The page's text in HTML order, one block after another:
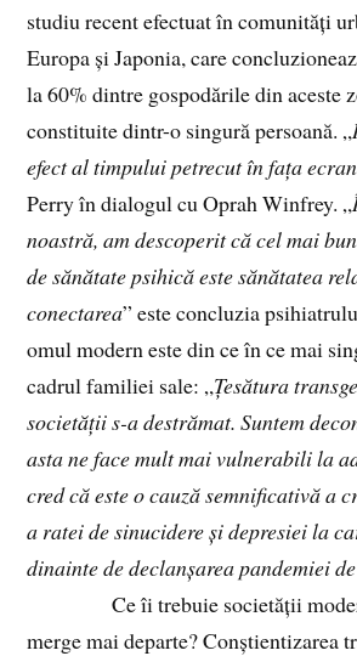
studiu recent efectuat în comunități
Europa și Japonia, care
la 60% dintre gospodările din aceste
constituite dintr-o singură persoană. „
efect al timpului petrecut în fața
Perry în dialogul cu Oprah Winfrey. „
noastră, am descoperit că cel mai
de sănătate psihică este sănătatea
conectarea” este concluzia
omul modern este din ce în ce mai
cadrul familiei sale: „Țesătura
societății s-a destrămat. Suntem
asta ne face mult mai vulnerabili la
cred că este o cauză semnificativă a
a ratei de sinucidere și depresiei la
dinainte de declanșarea pandemiei
Ce îi trebuie societății
merge mai departe? Conștientizarea